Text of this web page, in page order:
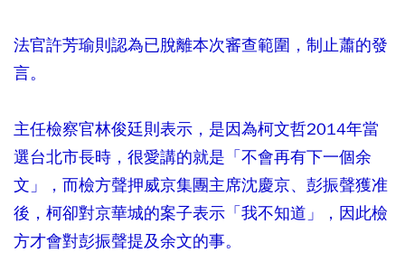
法官許芳瑜則認為已脫離本次審查範圍，制止蕭的發
言。
主任檢察官林俊廷則表示，是因為柯文哲2014年當
選台北市長時，很愛講的就是「不會再有下一個余
文」，而檢方聲押威京集團主席沈慶京、彭振聲獲准
後，柯卻對京華城的案子表示「我不知道」，因此檢
方才會對彭振聲提及余文的事。